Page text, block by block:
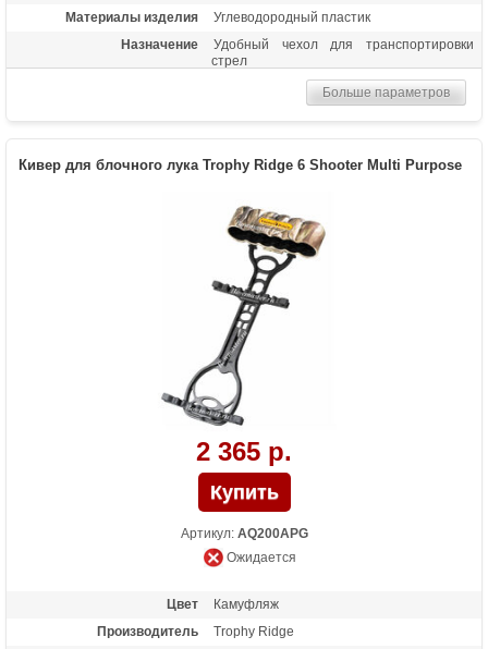
Материалы изделия
Углеводородный пластик
Назначение
Удобный чехол для транспортировки
стрел
Больше параметров
Кивер для блочного лука Trophy Ridge 6 Shooter Multi Purpose
2 365 р.
Артикул: AQ200APG
Ожидается
Цвет
Камуфляж
Производитель
Trophy Ridge